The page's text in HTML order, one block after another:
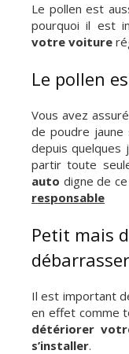
Le pollen est
pourquoi il est
votre voiture
Le pollen
Vous avez
de poudre jaune
depuis quelques
partir toute
auto digne de
responsable
Petit mais
débarrasser
Il est important
en effet comme
détériorer
s’installer.